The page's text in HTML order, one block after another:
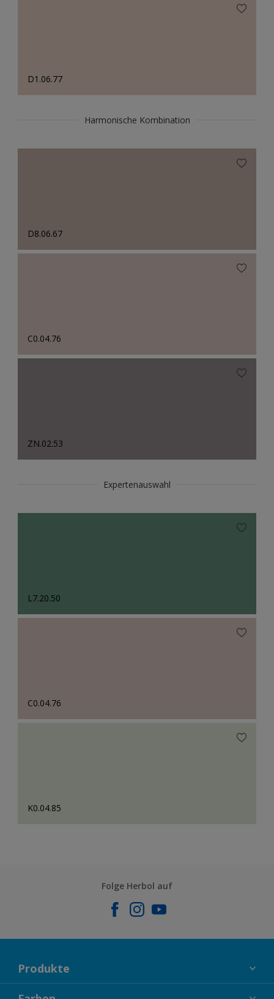
D1.06.77
Harmonische Kombination
D8.06.67
C0.04.76
ZN.02.53
Expertenauswahl
L7.20.50
C0.04.76
K0.04.85
Folge Herbol auf
Produkte
FASSADENFARBEN